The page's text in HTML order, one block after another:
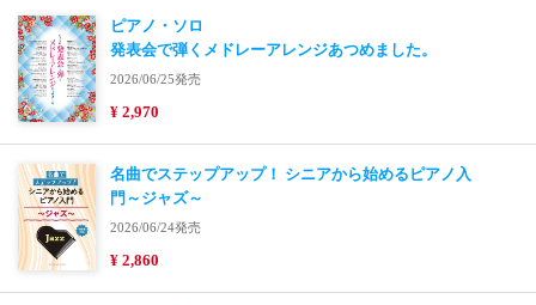
ピアノ・ソロ
発表会で弾くメドレーアレンジあつめました。
2026/06/25発売
¥ 2,970
名曲でステップアップ！ シニアから始めるピアノ入
門～ジャズ～
2026/06/24発売
¥ 2,860